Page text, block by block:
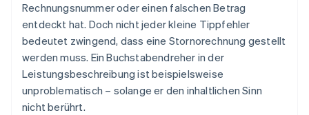
Rechnungsnummer oder einen falschen Betrag
entdeckt hat. Doch nicht jeder kleine Tippfehler
bedeutet zwingend, dass eine Stornorechnung gestellt
werden muss. Ein Buchstabendreher in der
Leistungsbeschreibung ist beispielsweise
unproblematisch – solange er den inhaltlichen Sinn
nicht berührt.